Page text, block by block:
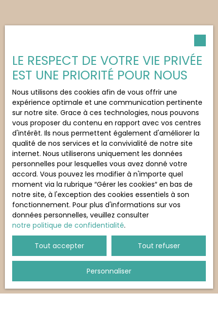
LE RESPECT DE VOTRE VIE PRIVÉE
EST UNE PRIORITÉ POUR NOUS
Nous utilisons des cookies afin de vous offrir une
expérience optimale et une communication pertinente
sur notre site. Grace à ces technologies, nous pouvons
vous proposer du contenu en rapport avec vos centres
d'intérêt. Ils nous permettent également d'améliorer la
qualité de nos services et la convivialité de notre site
internet. Nous utiliserons uniquement les données
personnelles pour lesquelles vous avez donné votre
accord. Vous pouvez les modifier à n'importe quel
moment via la rubrique ″Gérer les cookies″ en bas de
notre site, à l'exception des cookies essentiels à son
fonctionnement. Pour plus d'informations sur vos
données personnelles, veuillez consulter
notre politique de confidentialité.
Tout accepter Tout refuser
Personnaliser